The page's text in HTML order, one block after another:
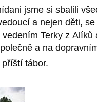
jsme si sbalili
a nejen děti,
Terky z Alíků
a na
tábor.